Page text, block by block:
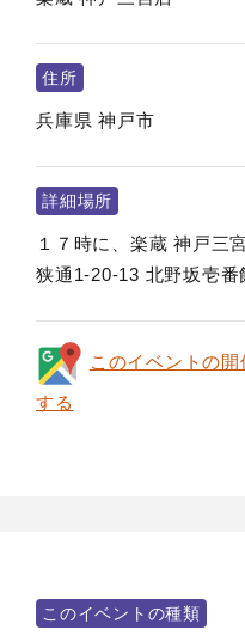
住所
兵庫県 神戸市
詳細場所
１７時に、楽蔵 神戸三
狭通1-20-13 北野坂壱
このイベントの
する
このイベントの種類